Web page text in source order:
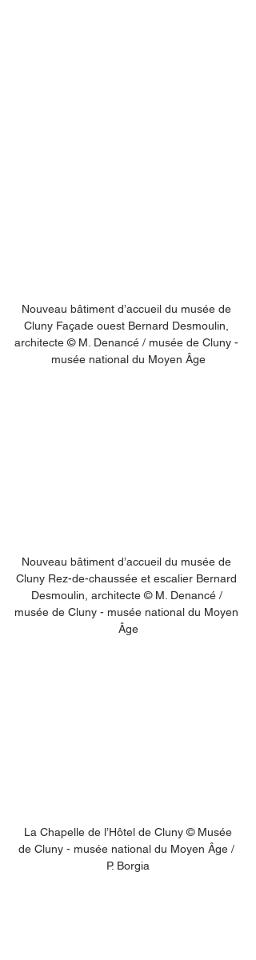
Nouveau bâtiment d’accueil du musée de
Cluny Façade ouest Bernard Desmoulin,
architecte © M. Denancé / musée de Cluny -
musée national du Moyen Âge
Nouveau bâtiment d’accueil du musée de
Cluny Rez-de-chaussée et escalier Bernard
Desmoulin, architecte © M. Denancé /
musée de Cluny - musée national du Moyen
Âge
de Cluny - musée national du Moyen Âge /
P. Borgia